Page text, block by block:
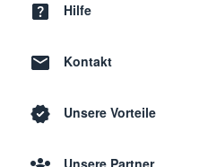
Hilfe
Kontakt
Unsere Vorteile